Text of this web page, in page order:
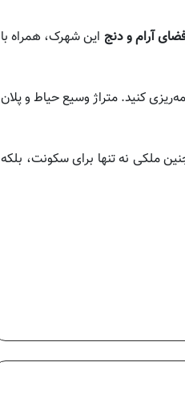
آرام و دنج این شهرک، همراه با
کنید. متراژ وسیع حیاط و پلان
ملکی نه تنها برای سکونت، بلکه